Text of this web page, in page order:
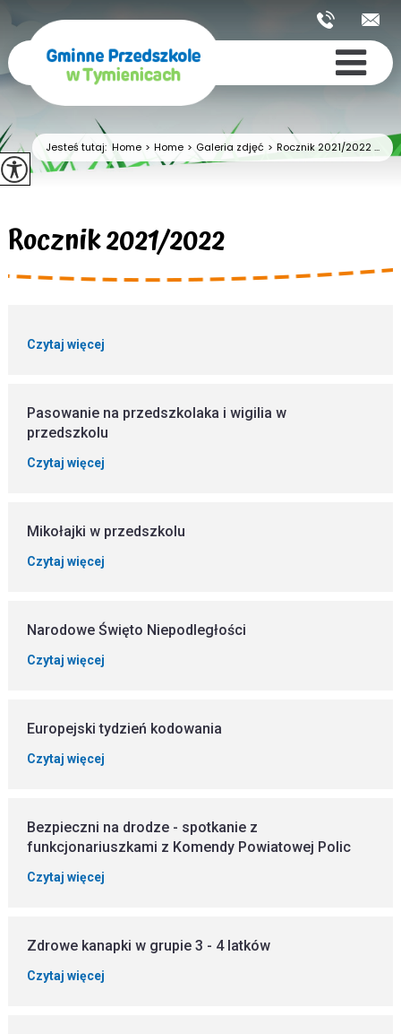
Jesteś tutaj:Home > Home > Galeria zdjęć > Rocznik 2021/2022 ...
Rocznik 2021/2022
Czytaj więcej
Pasowanie na przedszkolaka i wigilia w
przedszkolu
Czytaj więcej
Mikołajki w przedszkolu
Czytaj więcej
Narodowe Święto Niepodległości
Czytaj więcej
Europejski tydzień kodowania
Czytaj więcej
Bezpieczni na drodze - spotkanie z
funkcjonariuszkami z Komendy Powiatowej Polic
Czytaj więcej
Zdrowe kanapki w grupie 3 - 4 latków
Czytaj więcej